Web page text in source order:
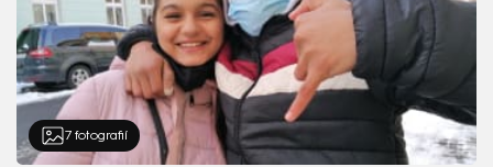
7 fotografií